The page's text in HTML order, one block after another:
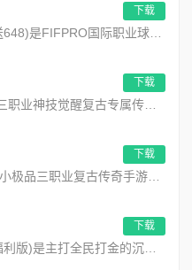
下载
下载
下载
下载